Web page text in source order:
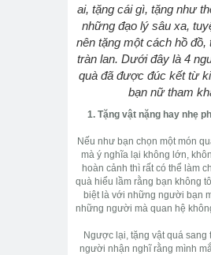
ai, tặng cái gì, tặng như
những đạo lý sâu xa,
nên tặng một cách hồ đồ,
tràn lan. Dưới đây là 4
quà đã được đúc kết từ
bạn nữ tham
1. Tặng vật nặng hay nhẹ
Nếu như bạn chọn một món
mà ý nghĩa lại không lớn,
hoàn cảnh thì rất có thể làm
quà hiểu lầm rằng bạn không
biệt là với những người bạn
những người mà quan hệ
Ngược lại, tặng vật quá sang
người nhận nghĩ rằng mình